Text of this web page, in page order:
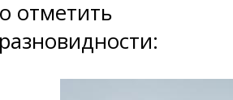
отметить